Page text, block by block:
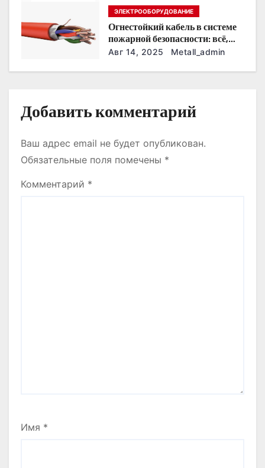
и
я
ЭЛЕКТРООБОРУДОВАНИЕ
Огнестойкий кабель в системе
пожарной безопасности: всё,
что нужно знать
Авг 14, 2025 Metall_admin
Добавить комментарий
Ваш адрес email не будет опубликован.
Обязательные поля помечены *
Комментарий *
Имя *